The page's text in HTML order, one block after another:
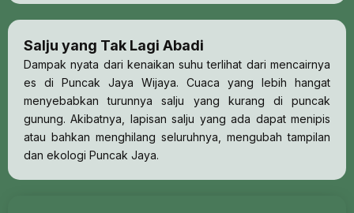
Salju yang Tak Lagi Abadi
Dampak nyata dari kenaikan suhu terlihat dari mencairnya
es di Puncak Jaya Wijaya. Cuaca yang lebih hangat
menyebabkan turunnya salju yang kurang di puncak
gunung. Akibatnya, lapisan salju yang ada dapat menipis
atau bahkan menghilang seluruhnya, mengubah tampilan
dan ekologi Puncak Jaya.